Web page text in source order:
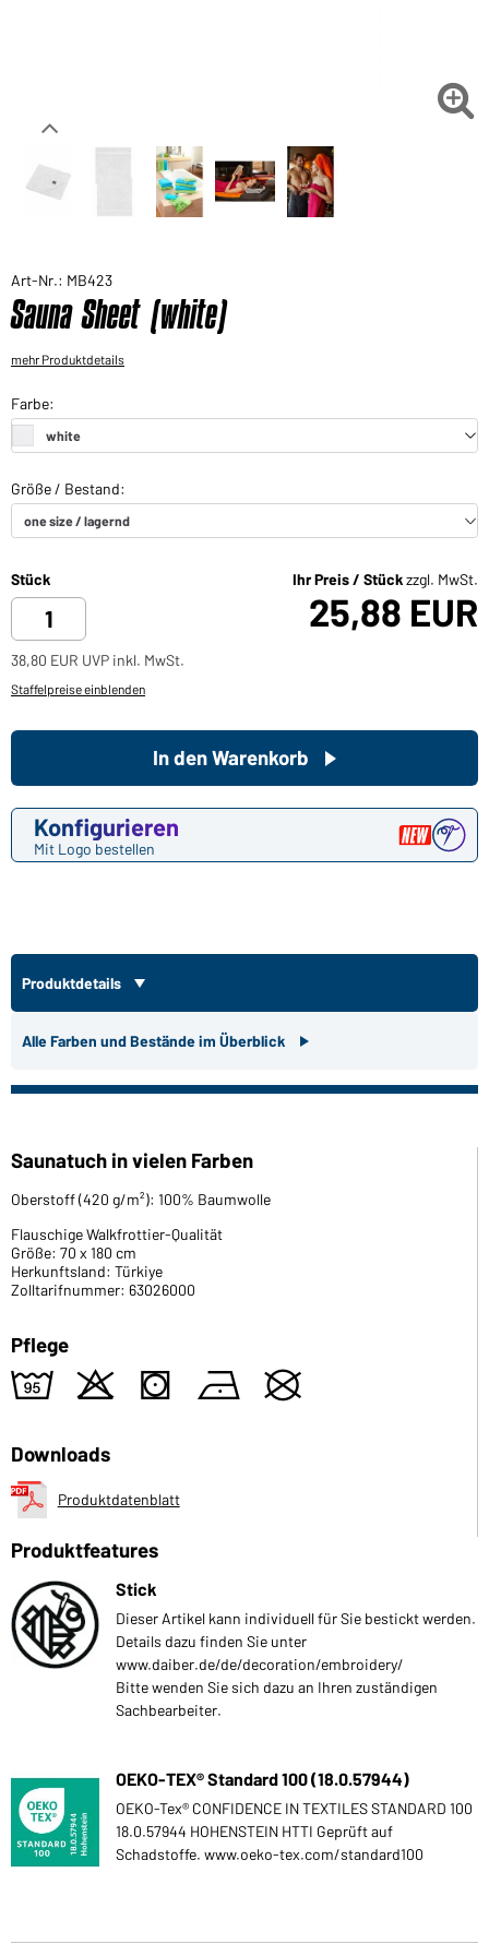

Art-Nr.: MB423
Sauna Sheet (white)
mehr Produktdetails
Stück Ihr Preis / Stückzzgl. MwSt.
25,88 EUR
38,80 EUR UVP inkl. MwSt.
Staffelpreise einblenden
Konfigurieren
Mit Logo bestellen
In den Warenkorb
Produktdetails
Alle Farben und Bestände im Überblick
Saunatuch in vielen Farben
Oberstoff (420 g/m²): 100% Baumwolle
Flauschige Walkfrottier-Qualität
Größe: 70 x 180 cm
Herkunftsland: Türkiye
Zolltarifnummer: 63026000
Pflege
2 o s n U
Downloads
Produktdatenblatt
Produktfeatures
Stick
Dieser Artikel kann individuell für Sie bestickt werden.
Details dazu finden Sie unter
www.daiber.de/de/decoration/embroidery/
Bitte wenden Sie sich dazu an Ihren zuständigen
Sachbearbeiter.
OEKO-TEX® Standard 100 (18.0.57944)
OEKO-Tex® CONFIDENCE IN TEXTILES STANDARD 100
18.0.57944 HOHENSTEIN HTTI Geprüft auf
Schadstoffe. www.oeko-tex.com/standard100